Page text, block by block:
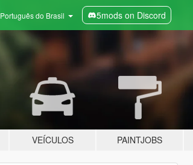
Português do Brasil 5mods on Discord
VEÍCULOS PAINTJOBS